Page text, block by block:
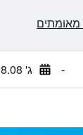
- ג' 18.08